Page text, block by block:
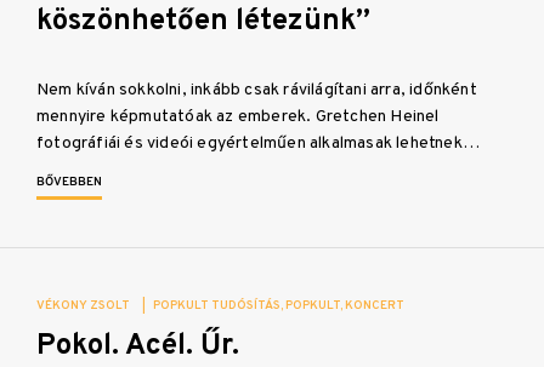
köszönhetően létezünk”
Nem kíván sokkolni, inkább csak rávilágítani arra, időnként
mennyire képmutatóak az emberek. Gretchen Heinel
fotográfiái és videói egyértelműen alkalmasak lehetnek…
BŐVEBBEN
VÉKONY ZSOLT POPKULT TUDÓSÍTÁS POPKULT KONCERT
Pokol. Acél. Űr.